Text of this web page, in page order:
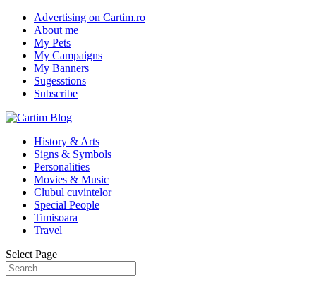
Advertising on Cartim.ro
About me
My Pets
My Campaigns
My Banners
Sugesstions
Subscribe
History & Arts
Signs & Symbols
Personalities
Movies & Music
Clubul cuvintelor
Special People
Timisoara
Travel
Select Page